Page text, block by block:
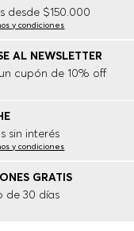
desde $150.000
y condiciones
AL NEWSLETTER
cupón de 10% off
sin interés
y condiciones
GRATIS
de 30 días